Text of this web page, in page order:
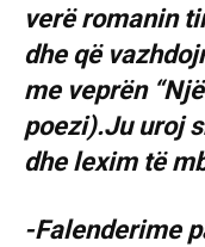
verë romanin
dhe që
me veprën
poezi).Ju uroj
dhe lexim të
-Falenderime